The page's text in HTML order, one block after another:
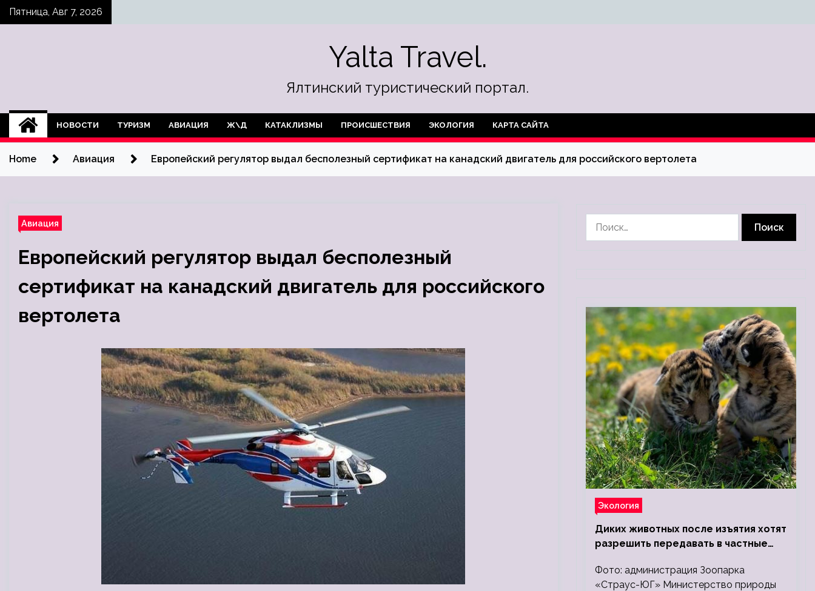
SkipПятница, Авг 7, 2026
Yalta Travel.
Ялтинский туристический портал.
НОВОСТИ ТУРИЗМ АВИАЦИЯ Ж\Д КАТАКЛИЗМЫ ПРОИСШЕСТВИЯ ЭКОЛОГИЯ КАРТА САЙТА
Home Авиация Европейский регулятор выдал бесполезный сертификат на канадский двигатель для российского вертолета
Авиация
Европейский регулятор выдал бесполезный
сертификат на канадский двигатель для российского
вертолета
Экология
Диких животных после изъятия хотят
разрешить передавать в частные
Фото: администрация Зоопарка
«Страус-ЮГ» Министерство природы